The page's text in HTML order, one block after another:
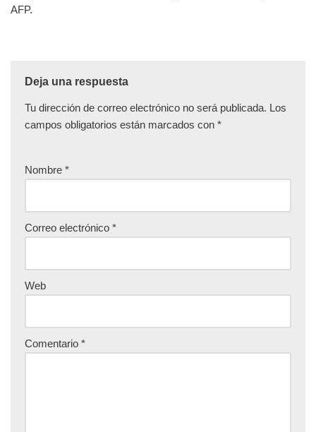
AFP.
Deja una respuesta
Tu dirección de correo electrónico no será publicada. Los
campos obligatorios están marcados con *
Nombre *
Correo electrónico *
Web
Comentario *